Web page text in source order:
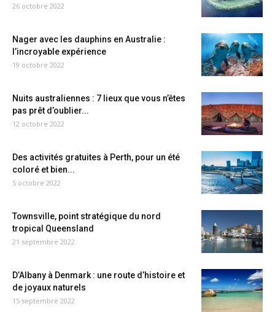
26 octobre 2022
Nager avec les dauphins en Australie :
l’incroyable expérience
19 octobre 2022
Nuits australiennes : 7 lieux que vous n’êtes
pas prêt d’oublier...
12 octobre 2022
Des activités gratuites à Perth, pour un été
coloré et bien...
5 octobre 2022
Townsville, point stratégique du nord
tropical Queensland
21 septembre 2022
D’Albany à Denmark : une route d’histoire et
de joyaux naturels
15 septembre 2022